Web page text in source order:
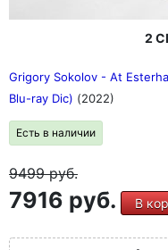
2
Grigory Sokolov - At
Blu-ray Dic) (2022)
Есть в наличии
9499руб.
7916 руб. В